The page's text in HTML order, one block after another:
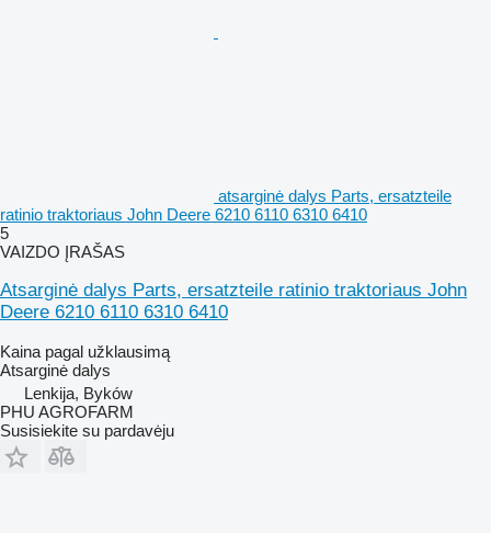
atsarginė dalys Parts, ersatzteile
ratinio traktoriaus John Deere 6210 6110 6310 6410
5
VAIZDO ĮRAŠAS
Atsarginė dalys Parts, ersatzteile ratinio traktoriaus John
Deere 6210 6110 6310 6410
Kaina pagal užklausimą
Atsarginė dalys
Lenkija, Byków
PHU AGROFARM
Susisiekite su pardavėju